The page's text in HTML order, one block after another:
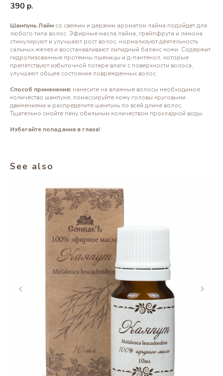
390 р.
Шампунь Лайм со свежим и дерзким ароматом лайма подойдет для
любого типа волос. Эфирные масла лайма, грейпфрута и лимона
стимулируют и улучшают рост волос, нормализуют деятельность
сальных желез и восстанавливают липидный баланс кожи. Содержит
гидролизованные протеины пшеницы и д-пантенол, которые
препятствуют избыточной потере влаги с поверхности волоса,
улучшают общее состояние поврежденных волос.
Способ применения: нанесите на влажные волосы необходимое
количество шампуня, помассируйте кожу головы круговыми
движениями и распределите шампунь по всей длине волос.
Тщательно смойте пену обильным количеством прохладной воды.
Избегайте попадания в глаза!
See also